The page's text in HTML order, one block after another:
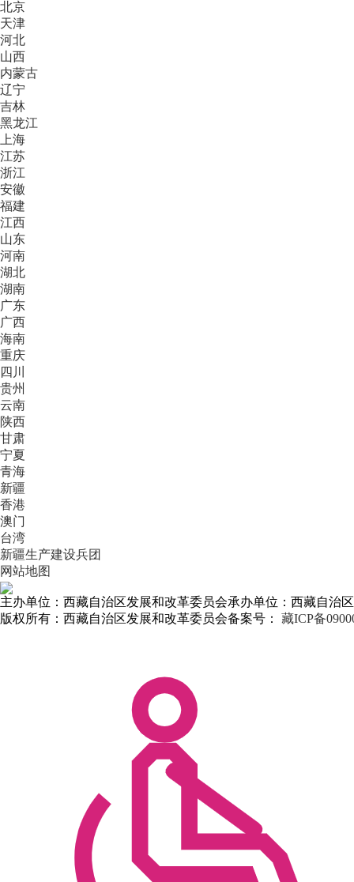
北京
天津
河北
山西
内蒙古
辽宁
吉林
黑龙江
上海
江苏
浙江
安徽
福建
江西
山东
河南
湖北
湖南
广东
广西
海南
重庆
四川
贵州
云南
陕西
甘肃
宁夏
青海
新疆
香港
澳门
台湾
新疆生产建设兵团
网站地图
主办单位：西藏自治区发展和改革委员会承办单位：西藏自治
版权所有：西藏自治区发展和改革委员会备案号： 藏ICP备